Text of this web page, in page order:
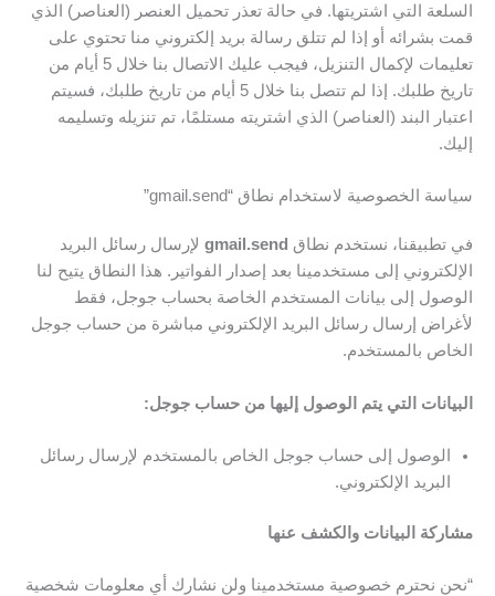
السلعة التي اشتريتها. في حالة تعذر تحميل العنصر (العناصر) الذي
قمت بشرائه أو إذا لم تتلق رسالة بريد إلكتروني منا تحتوي على
تعليمات لإكمال التنزيل، فيجب عليك الاتصال بنا خلال 5 أيام من
تاريخ طلبك. إذا لم تتصل بنا خلال 5 أيام من تاريخ طلبك، فسيتم
اعتبار البند (العناصر) الذي اشتريته مستلمًا، تم تنزيله وتسليمه
إليك.
سياسة الخصوصية لاستخدام نطاق “gmail.send”
في تطبيقنا، نستخدم نطاق gmail.send لإرسال رسائل البريد
الإلكتروني إلى مستخدمينا بعد إصدار الفواتير. هذا النطاق يتيح لنا
الوصول إلى بيانات المستخدم الخاصة بحساب جوجل، فقط
لأغراض إرسال رسائل البريد الإلكتروني مباشرة من حساب جوجل
الخاص بالمستخدم.
البيانات التي يتم الوصول إليها من حساب جوجل:
الوصول إلى حساب جوجل الخاص بالمستخدم لإرسال رسائل
البريد الإلكتروني.
مشاركة البيانات والكشف عنها
“نحن نحترم خصوصية مستخدمينا ولن نشارك أي معلومات شخصية